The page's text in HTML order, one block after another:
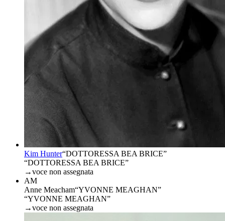
Kim Hunter“DOTTORESSA BEA BRICE”
“DOTTORESSA BEA BRICE”
→voce non assegnata
AM
Anne Meacham“YVONNE MEAGHAN”
“YVONNE MEAGHAN”
→voce non assegnata